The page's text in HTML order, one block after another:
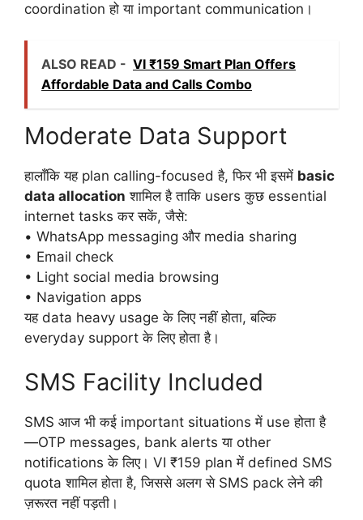
coordination हो या important communication।
ALSO READ - VI ₹159 Smart Plan Offers
Affordable Data and Calls Combo
Moderate Data Support
हालाँकि यह plan calling-focused है, फिर भी इसमें basic
data allocation शामिल है ताकि users कुछ essential
internet tasks कर सकें, जैसे:
• WhatsApp messaging और media sharing
• Email check
• Light social media browsing
• Navigation apps
यह data heavy usage के लिए नहीं होता, बल्कि
everyday support के लिए होता है।
SMS Facility Included
SMS आज भी कई important situations में use होता है
—OTP messages, bank alerts या other
notifications के लिए। VI ₹159 plan में defined SMS
quota शामिल होता है, जिससे अलग से SMS pack लेने की
ज़रूरत नहीं पड़ती।